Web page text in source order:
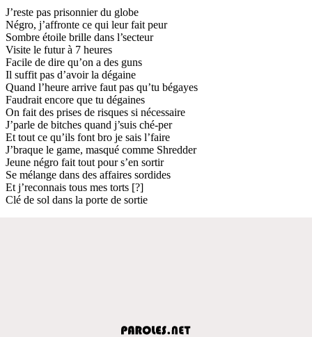
J’reste pas prisonnier du globe
Négro, j’affronte ce qui leur fait peur
Sombre étoile brille dans l’secteur
Visite le futur à 7 heures
Facile de dire qu’on a des guns
Il suffit pas d’avoir la dégaine
Quand l’heure arrive faut pas qu’tu bégayes
Faudrait encore que tu dégaines
On fait des prises de risques si nécessaire
J’parle de bitches quand j’suis ché-per
Et tout ce qu’ils font bro je sais l’faire
J’braque le game, masqué comme Shredder
Jeune négro fait tout pour s’en sortir
Se mélange dans des affaires sordides
Et j’reconnais tous mes torts [?]
Clé de sol dans la porte de sortie